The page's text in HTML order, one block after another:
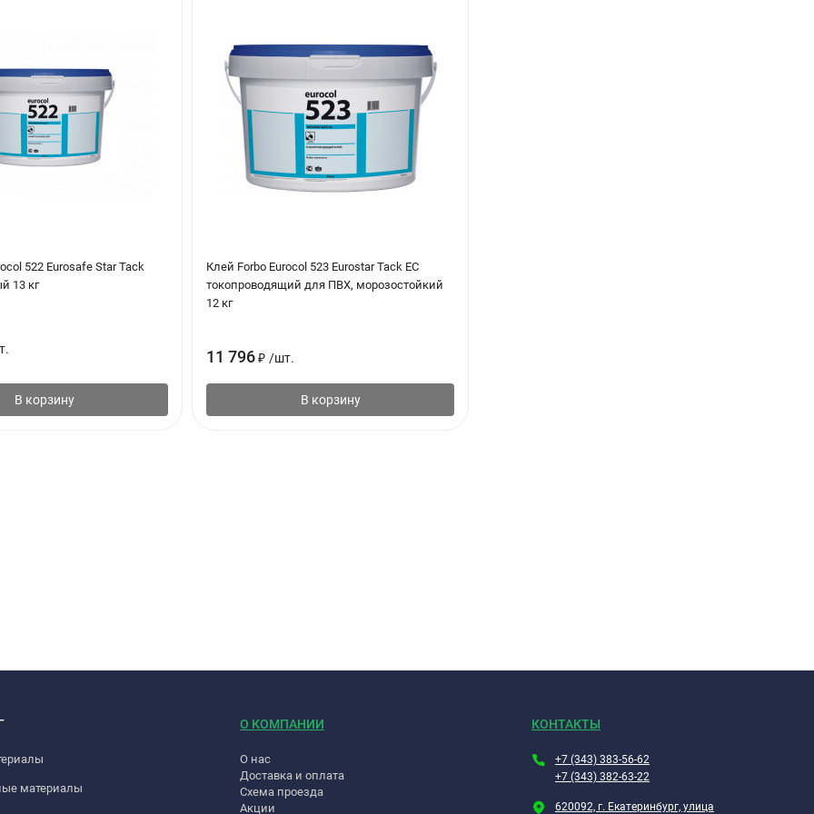
(для покрытий с гладкой подложкой) или ТКВ/В1 (рельефная подложка).
рифами. Своевременно меняйте насадки зубчатого шпателя.
клея, температуры и влажности воздуха. Благодаря высокой
на абсорбирующие основания, т.е. можно уложить покрытие в ещё
день
часа до укладки покрытия.
норм и предписаний.
клея и покрытия должны быть не ниже 15°С, а относительная
522 Eurosafe Star Tack
13 кг
В корзину
Клей Forbo Eurocol 523 Eurostar Tack EC
токопроводящий для ПВХ, морозостойкий
12 кг
11 796 ₽ /шт.
В корзину
материалы
О КОМПАНИИ
О нас
Доставка и оплата
Схема проезда
Акции
КОНТАКТЫ
+7 (343) 383-56-62
+7 (343) 382-63-22
620092, г. Екатеринбург, улица